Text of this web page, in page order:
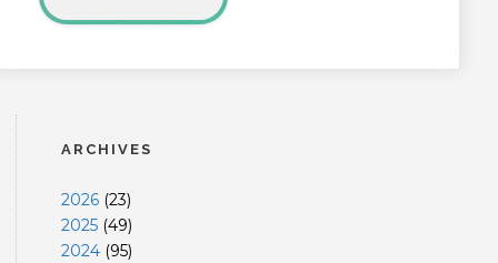
ARCHIVES
2026 (23)
2025 (49)
2024 (95)